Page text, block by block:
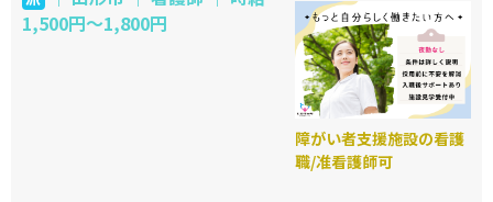
1,500円〜1,800円
障がい者支援施設の看護
職/准看護師可